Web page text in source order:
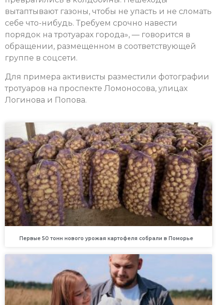
вытаптывают газоны, чтобы не упасть и не сломать
себе что-нибудь. Требуем срочно навести
порядок на тротуарах города», — говорится в
обращении, размещенном в соответствующей
группе в соцсети.
Для примера активисты разместили фотографии
тротуаров на проспекте Ломоносова, улицах
Логинова и Попова.
Первые 50 тонн нового урожая картофеля собрали в Поморье